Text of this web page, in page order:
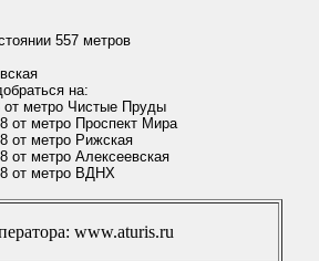
557 метров
на:
метро Чистые Пруды
от метро Проспект Мира
от метро Рижская
от метро Алексеевская
от метро ВДНХ
www.aturis.ru